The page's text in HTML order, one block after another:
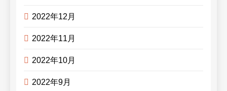
2022年12月
2022年11月
2022年10月
2022年9月